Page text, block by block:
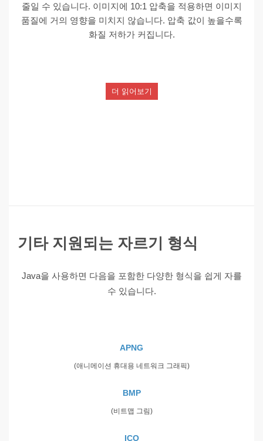
줄일 수 있습니다. 이미지에 10:1 압축을 적용하면 이미지
품질에 거의 영향을 미치지 않습니다. 압축 값이 높을수록
화질 저하가 커집니다.
더 읽어보기
기타 지원되는 자르기 형식
Java을 사용하면 다음을 포함한 다양한 형식을 쉽게 자를
수 있습니다.
APNG
(애니메이션 휴대용 네트워크 그래픽)
BMP
(비트맵 그림)
ICO